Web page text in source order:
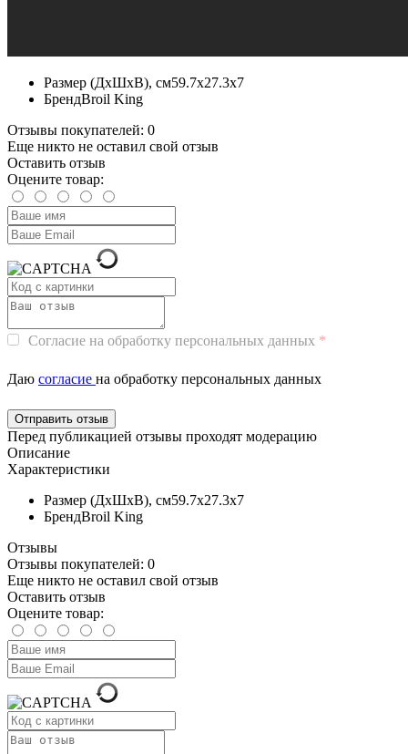
Размер (ДхШхВ), см59.7х27.3х7
БрендBroil King
Отзывы покупателей: 0
Еще никто не оставил свой отзыв
Оставить отзыв
Оцените товар:
Согласие на обработку персональных данных
Даю согласие на обработку персональных данных
Перед публикацией отзывы проходят модерацию
Описание
Характеристики
Размер (ДхШхВ), см59.7х27.3х7
БрендBroil King
Отзывы
Отзывы покупателей: 0
Еще никто не оставил свой отзыв
Оставить отзыв
Оцените товар: